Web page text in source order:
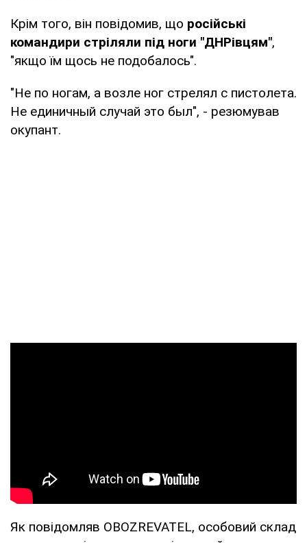
Крім того, він повідомив, що російські
командири стріляли під ноги "ДНРівцям",
"якщо їм щось не подобалось".
"Не по ногам, а возле ног стрелял с пистолета.
Не единичный случай это был", - резюмував
окупант.
Як повідомляв OBOZREVATEL, особовий склад